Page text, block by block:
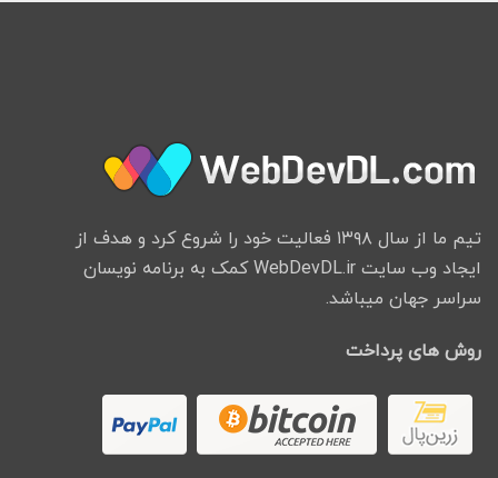
تیم ما از سال ۱۳۹۸ فعالیت خود را شروع کرد و هدف از
ایجاد وب سایت WebDevDL.ir کمک به برنامه نویسان
سراسر جهان میباشد.
روش های پرداخت